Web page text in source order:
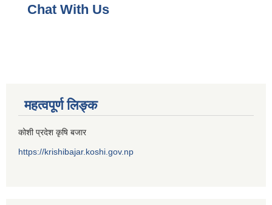
Chat With Us
महत्वपूर्ण लिङ्क
कोशी प्रदेश कृषि बजार
https://krishibajar.koshi.gov.np